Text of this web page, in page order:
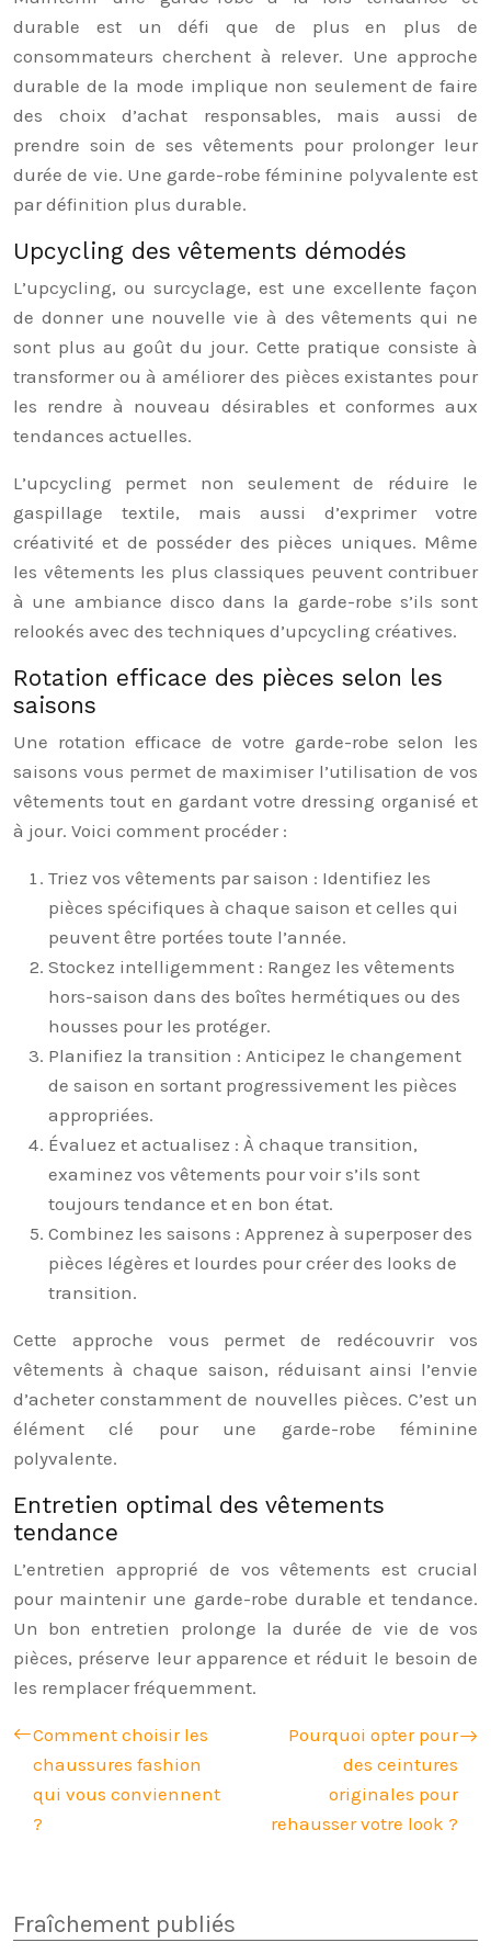
durable est un défi que de plus en plus de
consommateurs cherchent à relever. Une approche
durable de la mode implique non seulement de faire
des choix d’achat responsables, mais aussi de
prendre soin de ses vêtements pour prolonger leur
durée de vie. Une garde-robe féminine polyvalente est
par définition plus durable.
Upcycling des vêtements démodés
L’upcycling, ou surcyclage, est une excellente façon
de donner une nouvelle vie à des vêtements qui ne
sont plus au goût du jour. Cette pratique consiste à
transformer ou à améliorer des pièces existantes pour
les rendre à nouveau désirables et conformes aux
tendances actuelles.
L’upcycling permet non seulement de réduire le
gaspillage textile, mais aussi d’exprimer votre
créativité et de posséder des pièces uniques. Même
les vêtements les plus classiques peuvent contribuer
à une ambiance disco dans la garde-robe s’ils sont
relookés avec des techniques d’upcycling créatives.
Rotation efficace des pièces selon les
saisons
Une rotation efficace de votre garde-robe selon les
saisons vous permet de maximiser l’utilisation de vos
vêtements tout en gardant votre dressing organisé et
à jour. Voici comment procéder :
Triez vos vêtements par saison : Identifiez les
pièces spécifiques à chaque saison et celles qui
peuvent être portées toute l’année.
Stockez intelligemment : Rangez les vêtements
hors-saison dans des boîtes hermétiques ou des
housses pour les protéger.
Planifiez la transition : Anticipez le changement
de saison en sortant progressivement les pièces
appropriées.
Évaluez et actualisez : À chaque transition,
examinez vos vêtements pour voir s’ils sont
toujours tendance et en bon état.
Combinez les saisons : Apprenez à superposer des
pièces légères et lourdes pour créer des looks de
transition.
Cette approche vous permet de redécouvrir vos
vêtements à chaque saison, réduisant ainsi l’envie
d’acheter constamment de nouvelles pièces. C’est un
élément clé pour une garde-robe féminine
polyvalente.
Entretien optimal des vêtements
tendance
L’entretien approprié de vos vêtements est crucial
pour maintenir une garde-robe durable et tendance.
Un bon entretien prolonge la durée de vie de vos
pièces, préserve leur apparence et réduit le besoin de
les remplacer fréquemment.
Comment choisir les
chaussures fashion
qui vous conviennent
?
Pourquoi opter pour
des ceintures
originales pour
rehausser votre look ?
Fraîchement publiés